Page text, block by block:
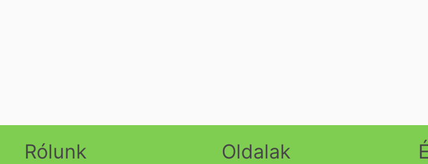
Rólunk Oldalak